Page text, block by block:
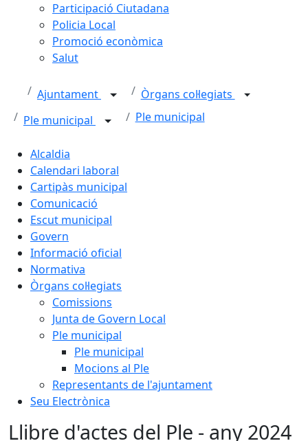
Participació Ciutadana
Policia Local
Promoció econòmica
Salut
Ajuntament
Òrgans col·legiats
Ple municipal
Ple municipal
Alcaldia
Calendari laboral
Cartipàs municipal
Comunicació
Escut municipal
Govern
Informació oficial
Normativa
Òrgans col·legiats
Comissions
Junta de Govern Local
Ple municipal
Ple municipal
Mocions al Ple
Representants de l'ajuntament
Seu Electrònica
Llibre d'actes del Ple - any 2024